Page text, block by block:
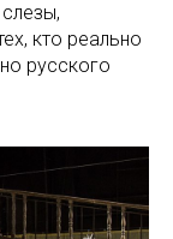
кто реально
русского